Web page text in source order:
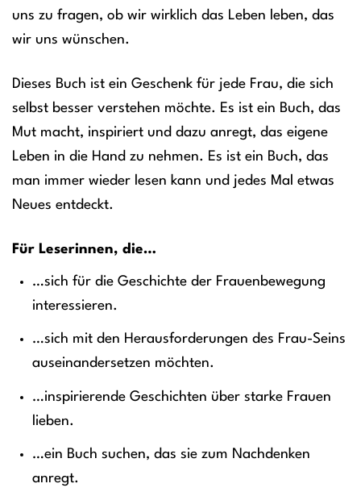
uns zu fragen, ob wir wirklich das Leben leben, das
wir uns wünschen.
Dieses Buch ist ein Geschenk für jede Frau, die sich
selbst besser verstehen möchte. Es ist ein Buch, das
Mut macht, inspiriert und dazu anregt, das eigene
Leben in die Hand zu nehmen. Es ist ein Buch, das
man immer wieder lesen kann und jedes Mal etwas
Neues entdeckt.
Für Leserinnen, die…
…sich für die Geschichte der Frauenbewegung
interessieren.
…sich mit den Herausforderungen des Frau-Seins
auseinandersetzen möchten.
…inspirierende Geschichten über starke Frauen
lieben.
…ein Buch suchen, das sie zum Nachdenken
anregt.